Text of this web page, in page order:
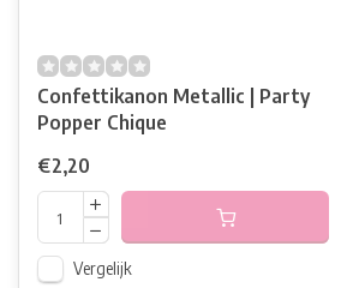
Confettikanon Metallic | Party
Popper Chique
€2,20
Vergelijk